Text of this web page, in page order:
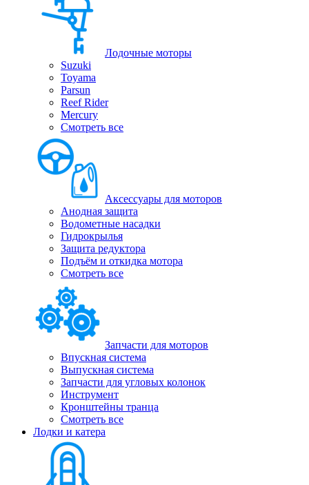
Лодочные моторы
Suzuki
Toyama
Parsun
Reef Rider
Mercury
Смотреть все
Аксессуары для моторов
Анодная защита
Водометные насадки
Гидрокрылья
Защита редуктора
Подъём и откидка мотора
Смотреть все
Запчасти для моторов
Впускная система
Выпускная система
Запчасти для угловых колонок
Инструмент
Кронштейны транца
Смотреть все
Лодки и катера